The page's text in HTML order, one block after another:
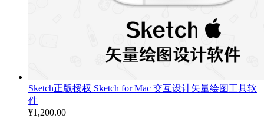
Sketch正版授权 Sketch for Mac 交互设计矢量绘图工具软
件
¥1,200.00